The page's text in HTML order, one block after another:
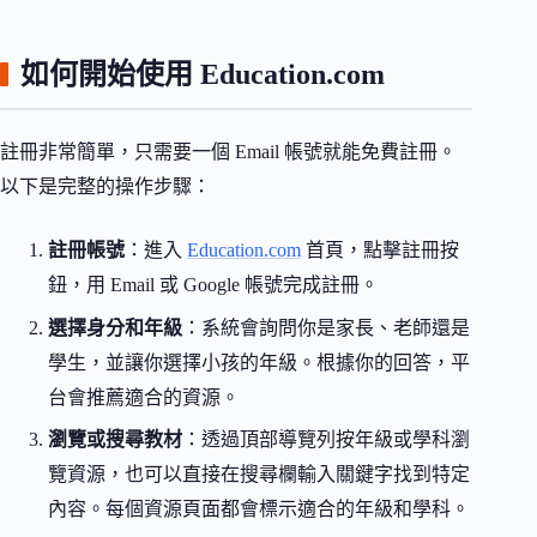
如何開始使用 Education.com
註冊非常簡單，只需要一個 Email 帳號就能免費註冊。
以下是完整的操作步驟：
註冊帳號：進入 Education.com 首頁，點擊註冊按
鈕，用 Email 或 Google 帳號完成註冊。
選擇身分和年級 ：系統會詢問你是家長、老師還是
學生，並讓你選擇小孩的年級。根據你的回答，平
台會推薦適合的資源。
瀏覽或搜尋教材 ：透過頂部導覽列按年級或學科瀏
覽資源，也可以直接在搜尋欄輸入關鍵字找到特定
內容。每個資源頁面都會標示適合的年級和學科。